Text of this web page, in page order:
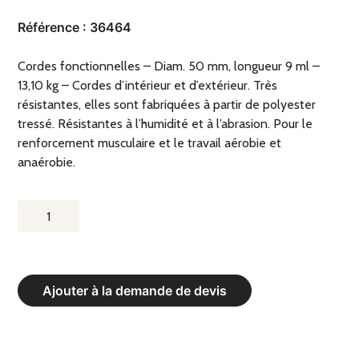
Référence : 36464
Cordes fonctionnelles – Diam. 50 mm, longueur 9 ml –
13,10 kg – Cordes d’intérieur et d’extérieur. Très
résistantes, elles sont fabriquées à partir de polyester
tressé. Résistantes à l’humidité et à l’abrasion. Pour le
renforcement musculaire et le travail aérobie et
anaérobie.
Ajouter à la demande de devis
QUANTITÉ
FONCTIONNELLES
-